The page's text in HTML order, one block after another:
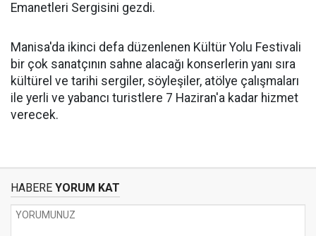
Emanetleri Sergisini gezdi.
Manisa'da ikinci defa düzenlenen Kültür Yolu Festivali
bir çok sanatçının sahne alacağı konserlerin yanı sıra
kültürel ve tarihi sergiler, söyleşiler, atölye çalışmaları
ile yerli ve yabancı turistlere 7 Haziran'a kadar hizmet
verecek.
HABERE YORUM KAT